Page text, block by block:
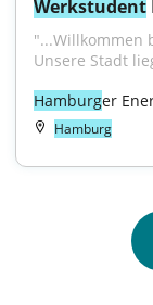
Werkstudent
"...Willkommen
Unsere Stadt
Hamburger
Hamburg